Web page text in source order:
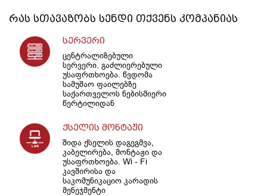
რას სთავაზობს სენდი თქვენს კომპანიას
სერვერი
ცენტრალიზებული
სერვერი. გაძლიერებული
უსაფრთხოება. წვდომა
სამუშაო ფაილებზე
საქართველოს ნებისმიერი
წერტილიდან
ქსელის მონტაჟი
შიდა ქსელის დაგეგმვა,
კაბელირება, მონტაჟი და
უსაფრთხოება. Wi - Fi
კავშირისა და
საკომუნიკაციო კარადის
მენეჯმენტი